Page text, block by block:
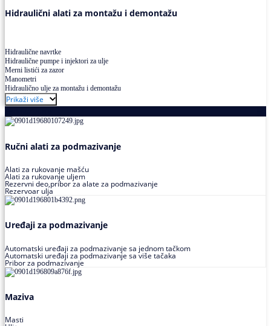
Hidraulični alati za montažu i demontažu
Hidraulične navrtke
Hidraulične pumpe i injektori za ulje
Merni listići za zazor
Manometri
Hidraulično ulje za montažu i demontažu
Prikaži više
Ručni alati za podmazivanje
Alati za rukovanje mašću
Alati za rukovanje uljem
Rezervni deo,pribor za alate za podmazivanje
Rezervoar ulja
Uređaji za podmazivanje
Automatski uređaji za podmazivanje sa jednom tačkom
Automatski uređaji za podmazivanje sa više tačaka
Pribor za podmazivanje
Maziva
Masti